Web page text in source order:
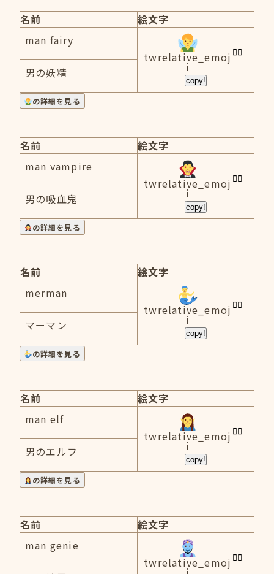
名前
絵文字
man fairy
twrelative_emoj
i
copy!
男の妖精
の詳細を見る
名前
絵文字
man vampire
twrelative_emoj
i
copy!
男の吸血鬼
の詳細を見る
名前
絵文字
merman
twrelative_emoj
i
copy!
マーマン
の詳細を見る
名前
絵文字
man elf
twrelative_emoj
i
copy!
男のエルフ
の詳細を見る
名前
絵文字
man genie
twrelative_emoj